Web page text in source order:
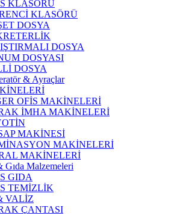
KLASÖRÜ
KLASÖRÜ
DOSYA
DOSYA
DOSYASI
DOSYA
& Ayraçlar
OFİS MAKİNELERİ
İMHA MAKİNELERİ
MAKİNESİ
MAKİNELERİ
MAKİNELERİ
Gıda Malzemeleri
GIDA
TEMİZLİK
VALİZ
ÇANTASI